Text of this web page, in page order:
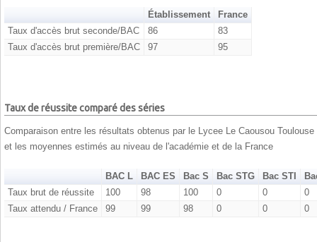
Établissement
France
Taux d'accès brut seconde/BAC
86
83
Taux d'accès brut première/BAC
97 95
Taux de réussite comparé des séries
Comparaison entre les résultats obtenus par le Lycee Le Caousou Toulouse
et les moyennes estimés au niveau de l'académie et de la France
BAC L BAC ES Bac S Bac STG Bac STI
Taux brut de réussite
100 98 100 0 0
0
Taux attendu / France
99 99 98 0 0 0